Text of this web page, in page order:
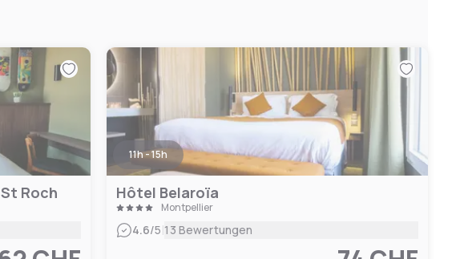
Roch
11h - 15h
Hôtel Belaroïa
Montpellier
4.6/5|13 Bewertungen